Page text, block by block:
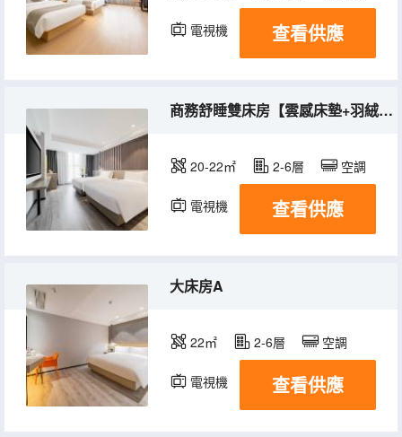
電視機 查看供應
商務舒睡雙床房【雲感床墊+羽絨床品+電視投屏】
20-22㎡ 2-6層 空調
電視機 查看供應
大床房A
22㎡ 2-6層 空調
電視機 查看供應